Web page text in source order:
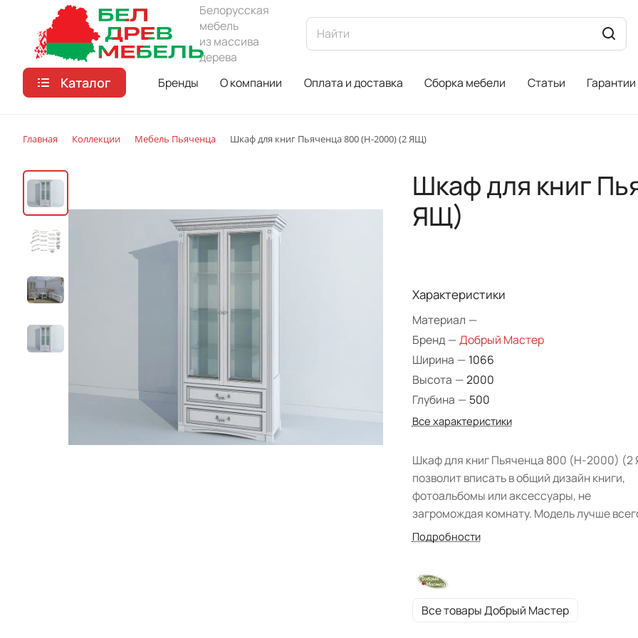
Белорусская
мебель
из массива
дерева
Каталог Бренды О компании Оплата и доставка Сборка мебели Статьи Гарантии
Главная Коллекции Мебель Пьяченца Шкаф для книг Пьяченца 800 (H-2000) (2 ЯЩ)
Шкаф для книг
ЯЩ)
Характеристики
Материал —
Бренд —Добрый Мастер
Ширина — 1066
Высота —2000
Глубина — 500
Все характеристики
Шкаф для книг Пьяченца 800 (H-2000)
позволит вписать в общий дизайн книги,
фотоальбомы или аксессуары, не
загромождая комнату. Модель лучше
подходит для гостиной классического
"Белая эмаль с серебряной патиной"
элементу элегантности и особого
благородства. Фабрика: "Добрый Мастер"
Подробности
Все товары Добрый Мастер